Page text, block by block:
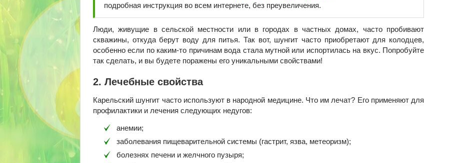
подробная инструкция во всем интернете, без преувеличения.
Люди, живущие в сельской местности или в городах в частных домах, часто пробивают
скважины, откуда берут воду для питья. Так вот, шунгит часто приобретают для колодцев,
особенно если по каким-то причинам вода стала мутной или испортилась на вкус. Попробуйте
так сделать, и вы будете поражены его уникальными свойствами!
2. Лечебные свойства
Карельский шунгит часто используют в народной медицине. Что им лечат? Его применяют для
профилактики и лечения следующих недугов:
анемии;
заболевания пищеварительной системы (гастрит, язва, метеоризм);
болезнях печени и желчного пузыря;